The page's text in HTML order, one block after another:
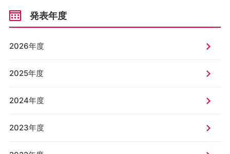
発表年度
2026年度
2025年度
2024年度
2023年度